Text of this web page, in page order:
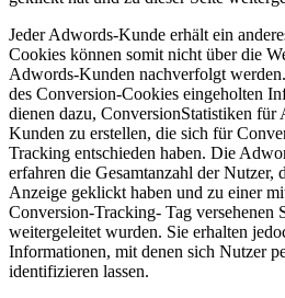
Jeder Adwords-Kunde erhält ein
Cookies können somit nicht über die
Adwords-Kunden nachverfolgt
des Conversion-Cookies eingeholten
dienen dazu, ConversionStatistiken für
Kunden zu erstellen, die sich für
Tracking entschieden haben. Die
erfahren die Gesamtanzahl der Nutzer,
Anzeige geklickt haben und zu einer
Conversion-Tracking- Tag versehenen
weitergeleitet wurden. Sie erhalten
Informationen, mit denen sich Nutzer
identifizieren lassen.